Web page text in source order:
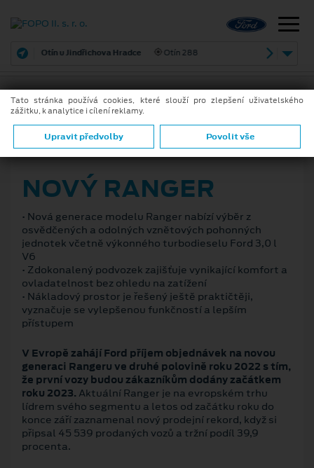
Otín u Jindřichova Hradce Otín 288
24. 11. 2021
NOVÝ RANGER
• Nová generace modelu Ranger nabízí výběr z
osvědčených a odolných vznětových pohonných
jednotek včetně výkonného turbodieselu Ford 3,0 l
V6
• Zdokonalený podvozek zajišťuje vynikající komfort a
ovladatelnost bez ohledu na zatížení
• Nákladový prostor je řešený ještě praktičtěji,
vyznačuje se vylepšenou funkčností a lepším
přístupem
V Evropě zahájí Ford příjem objednávek na novou
generaci Rangeru ve druhé polovině roku 2022 s tím,
že první vozy budou zákazníkům dodány začátkem
roku 2023. Aktuální Ranger je na evropském trhu
lídrem svého segmentu a letos od začátku roku do
konce září zaznamenal nový prodejní rekord, když si
připsal 45 539 prodaných vozů a tržní podíl 39,9
procenta.
Tato stránka používá cookies, které slouží pro zlepšení uživatelského
zážitku, k analytice i cílení reklamy.
Upravit předvolby Povolit vše